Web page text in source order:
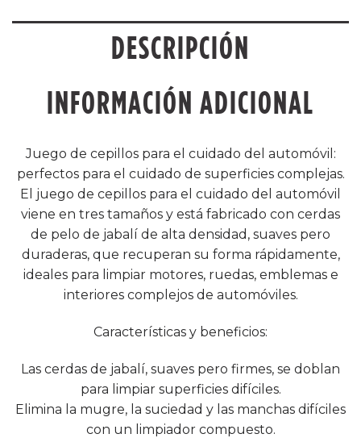
DESCRIPCIÓN
INFORMACIÓN ADICIONAL
Juego de cepillos para el cuidado del automóvil:
perfectos para el cuidado de superficies complejas.
El juego de cepillos para el cuidado del automóvil
viene en tres tamaños y está fabricado con cerdas
de pelo de jabalí de alta densidad, suaves pero
duraderas, que recuperan su forma rápidamente,
ideales para limpiar motores, ruedas, emblemas e
interiores complejos de automóviles.
Características y beneficios:
Las cerdas de jabalí, suaves pero firmes, se doblan
para limpiar superficies difíciles.
Elimina la mugre, la suciedad y las manchas difíciles
con un limpiador compuesto.